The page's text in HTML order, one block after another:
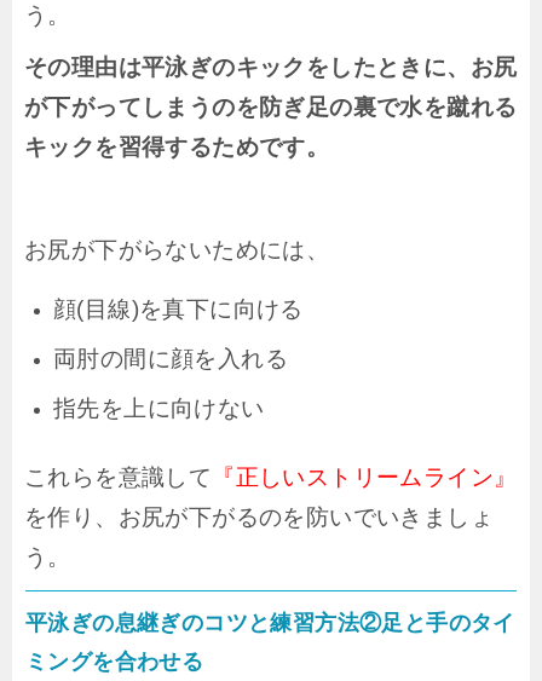
う。
その理由は平泳ぎのキックをしたときに、お尻
が下がってしまうのを防ぎ足の裏で水を蹴れる
キックを習得するためです。
お尻が下がらないためには、
顔(目線)を真下に向ける
両肘の間に顔を入れる
指先を上に向けない
これらを意識して
『正しいストリームライン』
を作り、お尻が下がるのを防いでいきましょ
う。
平泳ぎの息継ぎのコツと練習方法②足と手のタイ
ミングを合わせる